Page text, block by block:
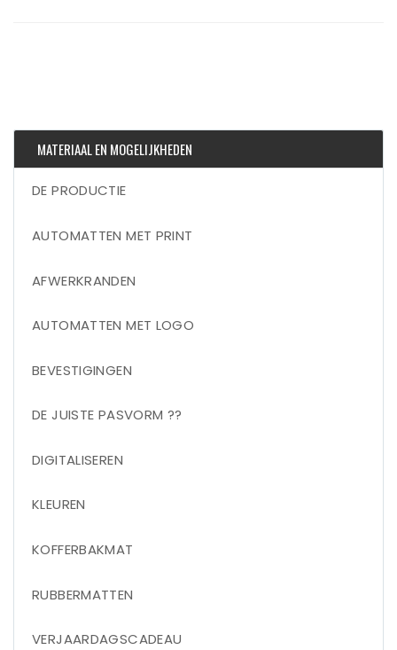
MATERIAAL EN MOGELIJKHEDEN
DE PRODUCTIE
AUTOMATTEN MET PRINT
AFWERKRANDEN
AUTOMATTEN MET LOGO
BEVESTIGINGEN
DE JUISTE PASVORM ??
DIGITALISEREN
KLEUREN
KOFFERBAKMAT
RUBBERMATTEN
VERJAARDAGSCADEAU